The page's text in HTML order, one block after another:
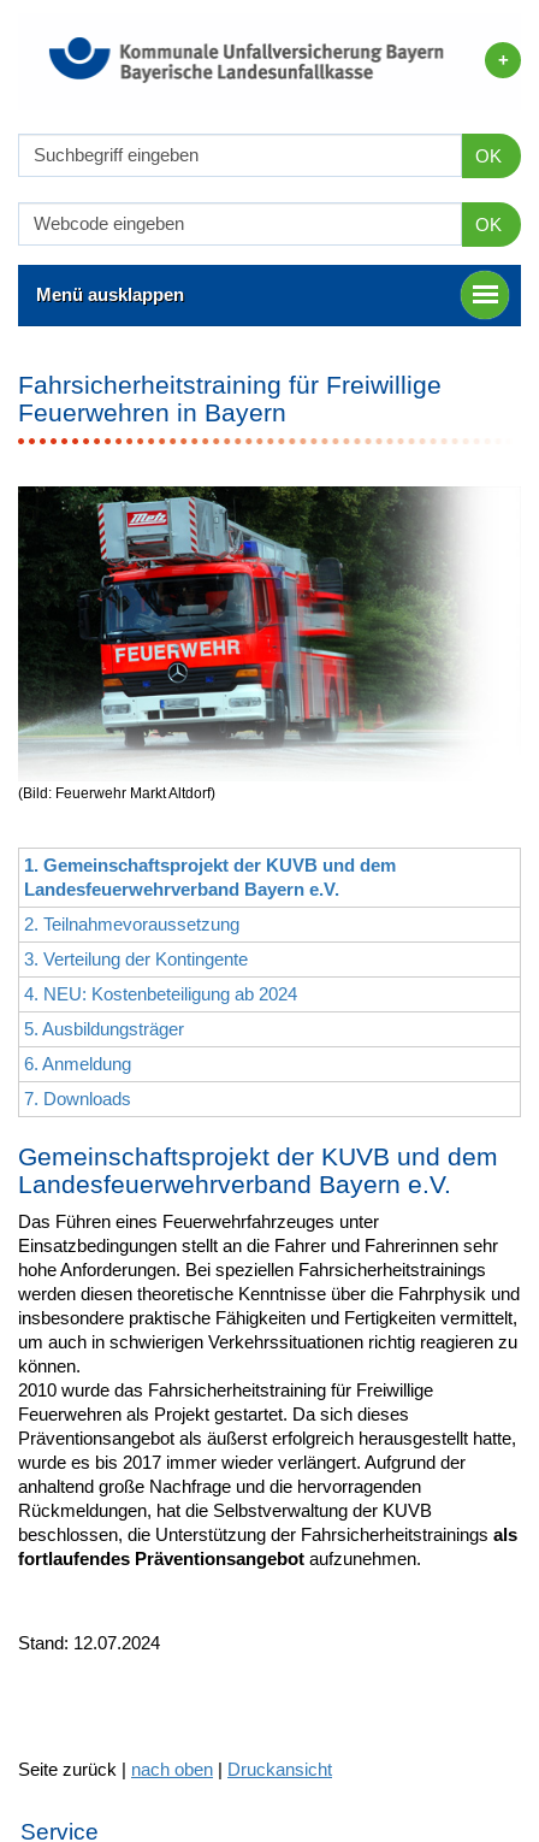
OK
OK
Menü ausklappen
Fahrsicherheitstraining für Freiwillige
Feuerwehren in Bayern
(Bild: Feuerwehr Markt Altdorf)
1. Gemeinschaftsprojekt der KUVB und dem
Landesfeuerwehrverband Bayern e.V.
2. Teilnahmevoraussetzung
3. Verteilung der Kontingente
4. NEU: Kostenbeteiligung ab 2024
5. Ausbildungsträger
6. Anmeldung
7. Downloads
Gemeinschaftsprojekt der KUVB und dem
Landesfeuerwehrverband Bayern e.V.
Das Führen eines Feuerwehrfahrzeuges unter
Einsatzbedingungen stellt an die Fahrer und Fahrerinnen sehr
hohe Anforderungen. Bei speziellen Fahrsicherheitstrainings
werden diesen theoretische Kenntnisse über die Fahrphysik und
insbesondere praktische Fähigkeiten und Fertigkeiten vermittelt,
um auch in schwierigen Verkehrssituationen richtig reagieren zu
können.
2010 wurde das Fahrsicherheitstraining für Freiwillige
Feuerwehren als Projekt gestartet. Da sich dieses
Präventionsangebot als äußerst erfolgreich herausgestellt hatte,
wurde es bis 2017 immer wieder verlängert. Aufgrund der
anhaltend große Nachfrage und die hervorragenden
Rückmeldungen, hat die Selbstverwaltung der KUVB
beschlossen, die Unterstützung der Fahrsicherheitstrainings als
fortlaufendes Präventionsangebot aufzunehmen.
Stand: 12.07.2024
Seite zurück | nach oben | Druckansicht
Service